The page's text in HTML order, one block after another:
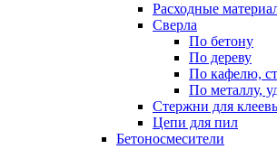
Расходные
Сверла
По бетону
По дереву
По кафелю,
По металлу,
Стержни для
Цепи для пил
Бетоносмесители